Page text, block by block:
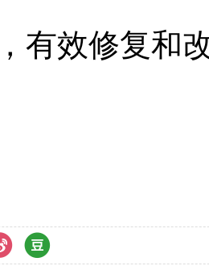
有效修复和